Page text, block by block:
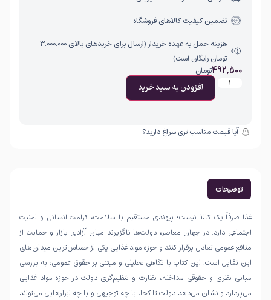
تضمین کیفیت کالاهای فروشگاه
هزینه حمل به عهده خریدار (ارسال برای خریدهای بالای ۳.۰۰۰.۰۰۰
تومان رایگان است)
492,500تومان
افزودن به سبد خرید
آیا قیمت مناسب تری سراغ دارید؟
توضیحات
غذا صرفاً یک کالا نیست؛ پیوندی مستقیم با سلامت، کرامت انسانی و امنیت
اجتماعی دارد. در جهان معاصر، دولت‌ها ناگزیرند میان آزادی بازار و حمایت از
منافع عمومی تعادل برقرار کنند و حوزه مواد غذایی یکی از حساس‌ترین میدان‌های
این تقابل است. این کتاب با نگاهی تحلیلی و مبتنی بر حقوق عمومی، به بررسی
مبانی نظری و حقوقی مداخله، نظارت و تنظیم‌گری دولت در حوزه مواد غذایی
می‌پردازد و نشان می‌دهد دولت تا کجا، با چه توجیهی و با چه ابزارهایی می‌تواند